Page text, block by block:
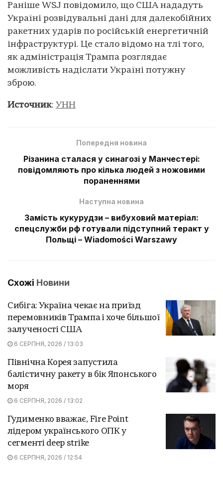
Раніше WSJ повідомило, що США нададуть
Україні розвідувальні дані для далекобійних
ракетних ударів по російській енергетичній
інфраструктурі. Це стало відомо на тлі того,
як адміністрація Трампа розглядає
можливість надіслати Україні потужну
зброю.
Источник: УНН
Попередня новина
Різанина сталася у синагозі у Манчестері:
повідомляють про кілька людей з ножовими
пораненнями
Наступна новина
Замість кукурудзи – вибуховий матеріал:
спецслужби рф готували підступний теракт у
Польщі – Wiadomości Warszawy
Схожі Новини
Сибіга: Україна чекає на приїзд
перемовників Трампа і хоче більшої
залученості США
6 СЕРПНЯ, 2026 / 13:03
Північна Корея запустила
балістичну ракету в бік Японського
моря
6 СЕРПНЯ, 2026 / 13:02
Гудименко вважає, Fire Point
лідером українського ОПК у
сегменті deep strike
6 СЕРПНЯ, 2026 / 12:54